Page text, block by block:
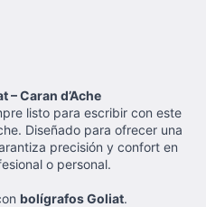
– Caran d’Ache
listo para escribir con este
Diseñado para ofrecer una
precisión y confort en
o personal.
bolígrafos Goliat.